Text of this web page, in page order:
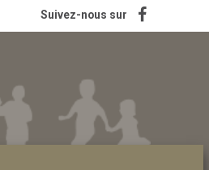
Suivez-nous sur